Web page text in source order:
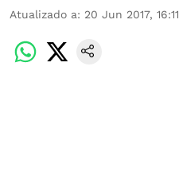
Atualizado a: 20 Jun 2017, 16:11